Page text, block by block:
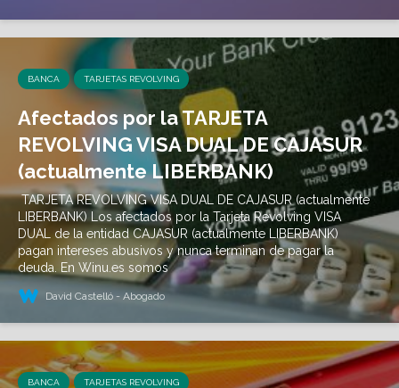
BANCA TARJETAS REVOLVING
Afectados por la TARJETA
REVOLVING VISA DUAL DE CAJASUR
(actualmente LIBERBANK)
TARJETA REVOLVING VISA DUAL DE CAJASUR (actualmente
LIBERBANK) Los afectados por la Tarjeta Revolving VISA
DUAL de la entidad CAJASUR (actualmente LIBERBANK)
pagan intereses abusivos y nunca terminan de pagar la
deuda. En Winu.es somos
David Castelló - Abogado
BANCA TARJETAS REVOLVING